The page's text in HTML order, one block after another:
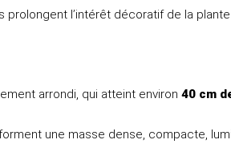
prolongent l’intérêt décoratif de la
arrondi, qui atteint environ 40 cm
une masse dense, compacte,